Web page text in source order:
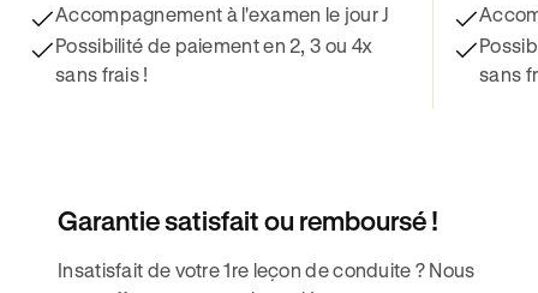
Accompagnement à l'examen le jour J
Possibilité de paiement en 2, 3 ou 4x
sans frais !
sans
Garantie satisfait ou remboursé !
Insatisfait de votre 1re leçon de conduite ? Nous